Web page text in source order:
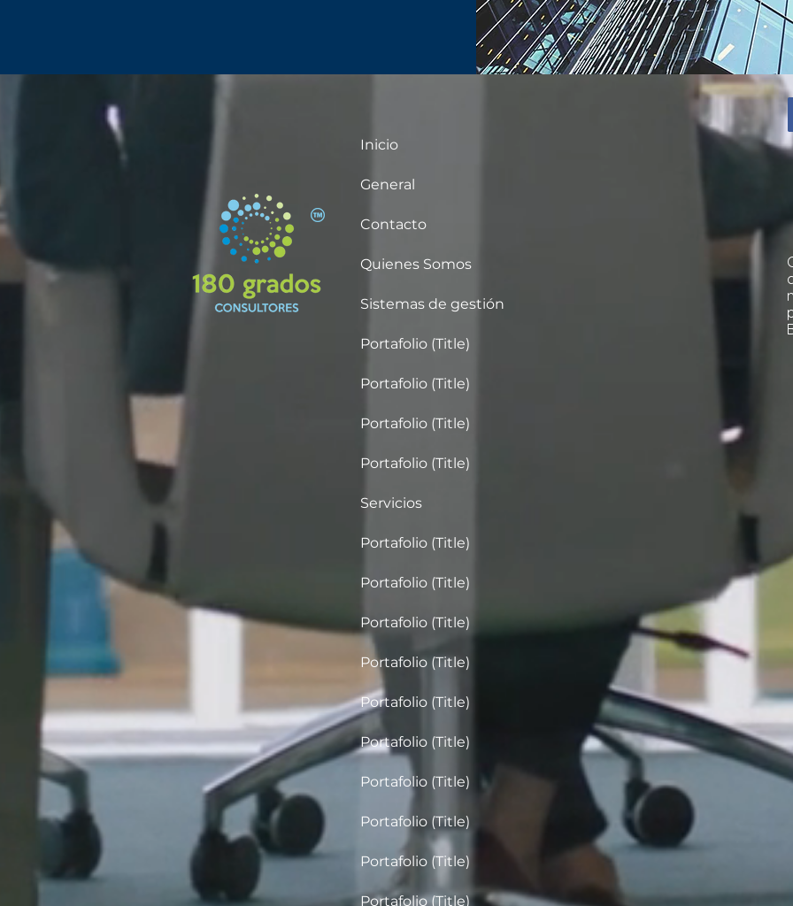
Inicio
General
Contacto
Quienes Somos
Sistemas de gestión
Portafolio (Title)
Portafolio (Title)
Portafolio (Title)
Portafolio (Title)
Servicios
Portafolio (Title)
Portafolio (Title)
Portafolio (Title)
Portafolio (Title)
Portafolio (Title)
Portafolio (Title)
Portafolio (Title)
Portafolio (Title)
Portafolio (Title)
Portafolio (Title)